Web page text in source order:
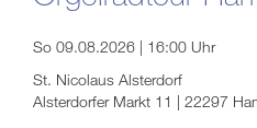
So 09.08.2026 | 16:00 Uhr
St. Nicolaus Alsterdorf
Alsterdorfer Markt 11 | 22297